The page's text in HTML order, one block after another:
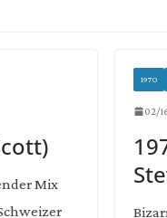
Mix
1970
02/